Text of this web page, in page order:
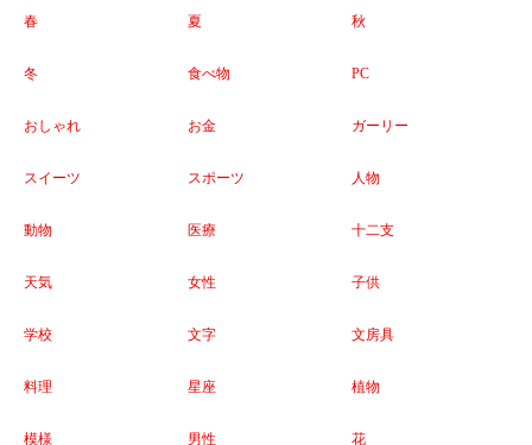
春 夏 秋
冬 食べ物 PC
おしゃれ お金 ガーリー
スイーツ スポーツ 人物
動物 医療 十二支
天気 女性 子供
学校 文字 文房具
料理 星座 植物
模様 男性 花